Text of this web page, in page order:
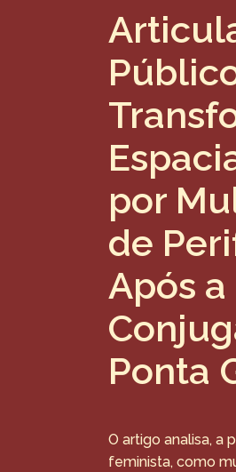
por
de
Após
Ponta
O artigo analisa, a
feminista, como